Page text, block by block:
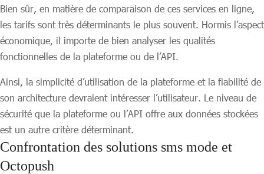
Bien sûr, en matière de comparaison de ces services en ligne,
les tarifs sont très déterminants le plus souvent. Hormis l’aspect
économique, il importe de bien analyser les qualités
fonctionnelles de la plateforme ou de l’API.
Ainsi, la simplicité d’utilisation de la plateforme et la fiabilité de
son architecture devraient intéresser l’utilisateur. Le niveau de
sécurité que la plateforme ou l’API offre aux données stockées
est un autre critère déterminant.
Confrontation des solutions sms mode et
Octopush